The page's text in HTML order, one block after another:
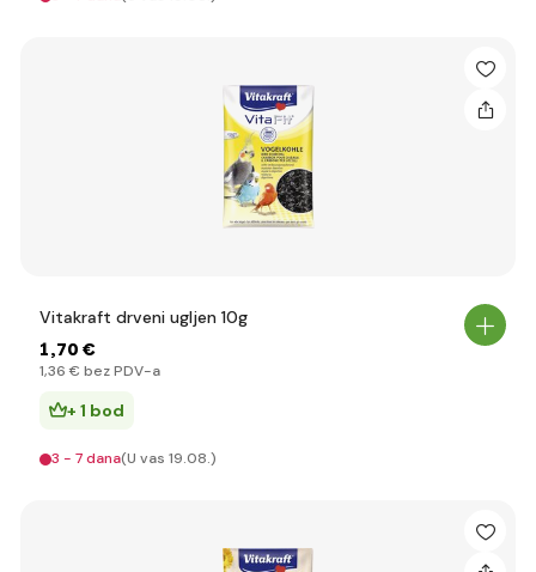
Vitakraft drveni ugljen 10g
1,70 €
1,36 € bez PDV-a
+ 1 bod
3 - 7 dana(U vas 19.08.)